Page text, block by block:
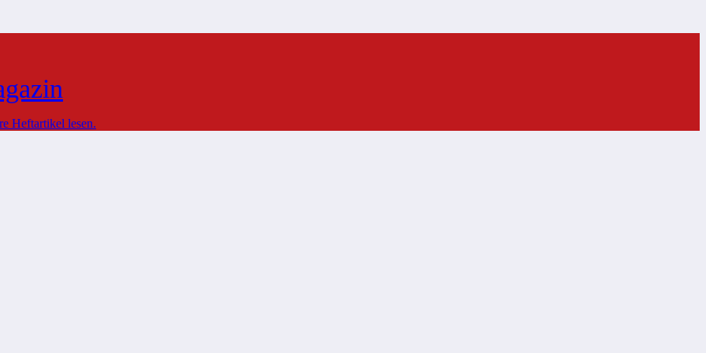
Heftartikel lesen.